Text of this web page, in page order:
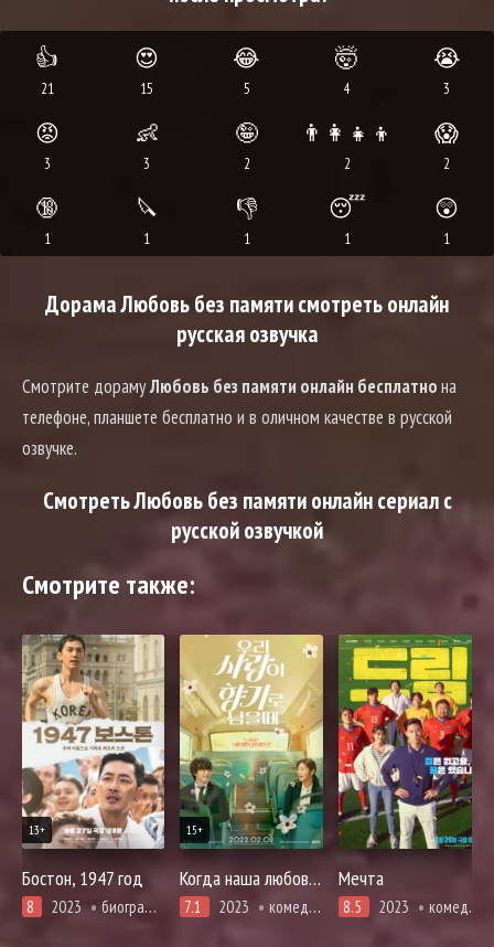
👍
21
😍
15
😂
5
🤯
4
😭
3
😡
3
👶
3
🤪
2
👨‍👩‍👧‍👦
2
😱
2
🔞
1
🔪
1
👎
1
😴
1
😲
1
Дорама Любовь без памяти смотреть онлайн
русская озвучка
Смотрите дорамуЛюбовь без памяти онлайн бесплатнона
телефоне, планшете бесплатно и в оличном качестве в русской
озвучке.
Смотреть Любовь без памяти онлайн сериал с
русской озвучкой
Смотрите также:
13+
Бостон, 1947 год
8 2023 биография, драма, спорт
15+
Когда наша любовь останется ароматом
7.1 2023 комедия, мелодрама, романтика, про призраков, демонов и сверхъестественное, фэнтези
Мечта
8.5 2023 комедия, спорт